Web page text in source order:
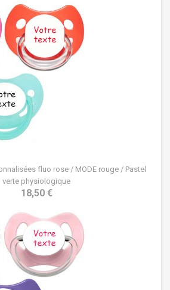
fluo rose / MODE rouge / Pastel
verte physiologique
18,50 €